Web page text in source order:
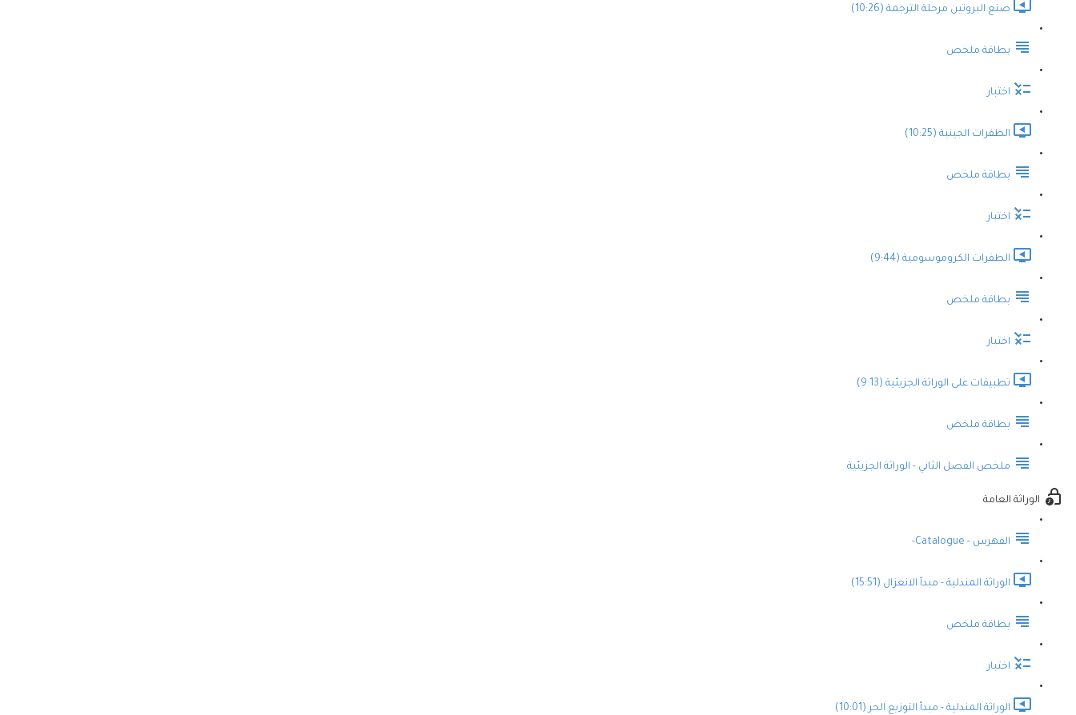
صنع البروتين مرحلة الترجمة (10:26)
بطاقة ملخص
اختبار
الطفرات الجينية (10:25)
بطاقة ملخص
اختبار
الطفرات الكروموسومية (9:44)
بطاقة ملخص
اختبار
تطبيقات على الوراثة الجزيئية (9:13)
بطاقة ملخص
ملخص الفصل الثاني - الوراثة الجزيئية
الوراثة العامة
الفهرس - Catalogue-
الوراثة المندلية - مبدأ الانعزال (15:51)
بطاقة ملخص
اختبار
الوراثة المندلية - مبدأ التوزيع الحر (10:01)